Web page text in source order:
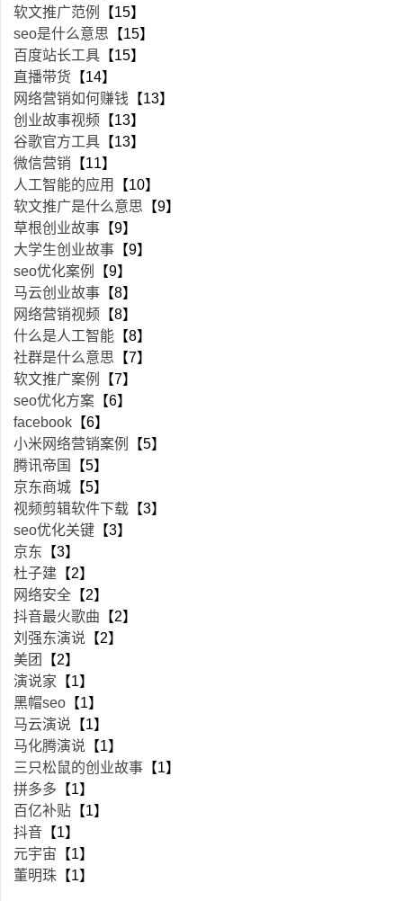
软文推广范例
【15】
seo是什么意思 【15】
百度站长工具 【15】
直播带货 【14】
网络营销如何赚钱 【13】
创业故事视频 【13】
谷歌官方工具 【13】
微信营销 【11】
人工智能的应用
【10】
软文推广是什么意思 【9】
草根创业故事 【9】
大学生创业故事 【9】
seo优化案例
【9】
马云创业故事 【8】
网络营销视频 【8】
什么是人工智能 【8】
社群是什么意思 【7】
软文推广案例
【7】
seo优化方案 【6】
facebook 【6】
小米网络营销案例
【5】
腾讯帝国
【5】
京东商城 【5】
视频剪辑软件下载 【3】
seo优化关键 【3】
京东 【3】
杜子建 【2】
网络安全 【2】
抖音最火歌曲 【2】
刘强东演说 【2】
美团
【2】
演说家 【1】
黑帽seo 【1】
马云演说 【1】
马化腾演说 【1】
三只松鼠的创业故事 【1】
拼多多 【1】
百亿补贴 【1】
抖音 【1】
元宇宙 【1】
董明珠 【1】